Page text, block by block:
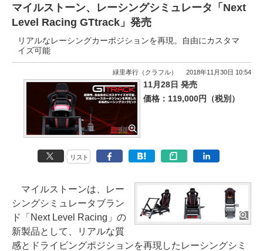
マイルストーン、レーシングシミュレータ「Next
Level Racing GTtrack」発売
リアルなレーシングカーポジションを再現。自由にカスタマ
イズ可能
緑里孝行（クラフル） 2018年11月30日 10:54
11月28日 発売
価格：119,000円（税別）
リスト
マイルストーンは、レー
シングシミュレータブラン
ド「Next Level Racing」の
新製品として、リアルな質
感とドライビングポジションを再現したレーシングシミ